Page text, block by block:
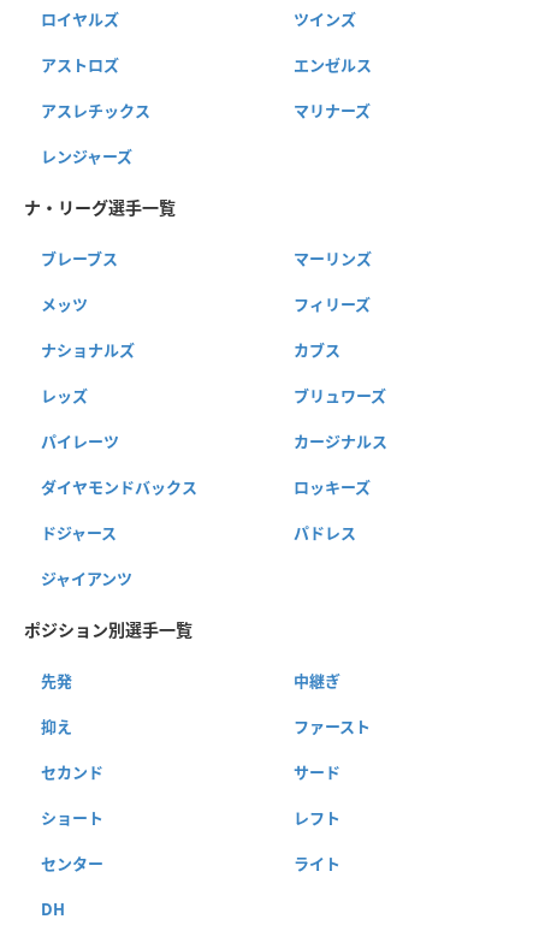
ロイヤルズ ツインズ
アストロズ エンゼルス
アスレチックス マリナーズ
レンジャーズ
ナ・リーグ選手一覧
ブレーブス マーリンズ
メッツ フィリーズ
ナショナルズ カブス
レッズ ブリュワーズ
パイレーツ カージナルス
ダイヤモンドバックス ロッキーズ
ドジャース パドレス
ジャイアンツ
ポジション別選手一覧
先発 中継ぎ
抑え ファースト
セカンド サード
ショート レフト
センター ライト
DH